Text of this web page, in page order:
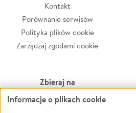
Kontakt
Porównanie serwisów
Polityka plików cookie
Zarządzaj zgodami cookie
Zbieraj na
Leczenie
Informacje o plikach cookie